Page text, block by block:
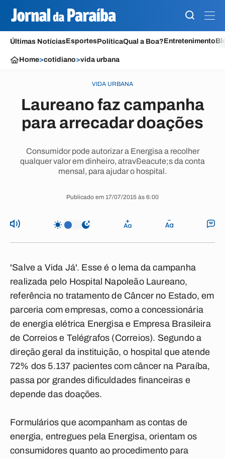
Últimas NotíciasEsportesPolíticaQual a Boa?Entretenimento
Home>cotidiano>vida urbana
VIDA URBANA
Laureano faz campanha
para arrecadar doações
Consumidor pode autorizar a Energisa a recolher
qualquer valor em dinheiro, atrav&eacute;s da conta
mensal, para ajudar o hospital.
Publicado em 17/07/2015 às 6:00
'Salve a Vida Já'. Esse é o lema da campanha
realizada pelo Hospital Napoleão Laureano,
referência no tratamento de Câncer no Estado, em
parceria com empresas, como a concessionária
de energia elétrica Energisa e Empresa Brasileira
de Correios e Telégrafos (Correios). Segundo a
direção geral da instituição, o hospital que atende
72% dos 5.137 pacientes com câncer na Paraíba,
passa por grandes dificuldades financeiras e
depende das doações.
Formulários que acompanham as contas de
energia, entregues pela Energisa, orientam os
consumidores quanto ao procedimento para